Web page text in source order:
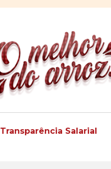
Transparência Salarial